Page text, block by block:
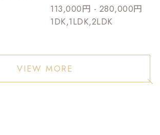
113,000円 - 280,000円
1DK,1LDK,2LDK
VIEW MORE